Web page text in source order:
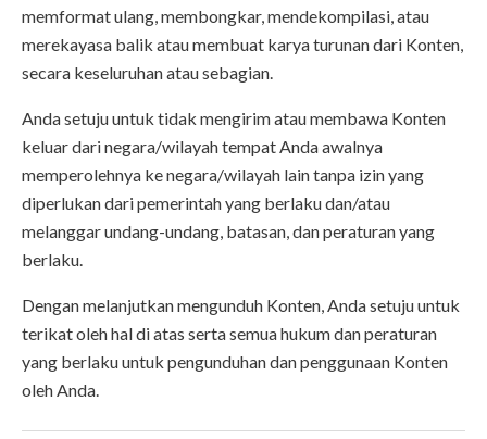
memformat ulang, membongkar, mendekompilasi, atau
merekayasa balik atau membuat karya turunan dari Konten,
secara keseluruhan atau sebagian.
Anda setuju untuk tidak mengirim atau membawa Konten
keluar dari negara/wilayah tempat Anda awalnya
memperolehnya ke negara/wilayah lain tanpa izin yang
diperlukan dari pemerintah yang berlaku dan/atau
melanggar undang-undang, batasan, dan peraturan yang
berlaku.
Dengan melanjutkan mengunduh Konten, Anda setuju untuk
terikat oleh hal di atas serta semua hukum dan peraturan
yang berlaku untuk pengunduhan dan penggunaan Konten
oleh Anda.